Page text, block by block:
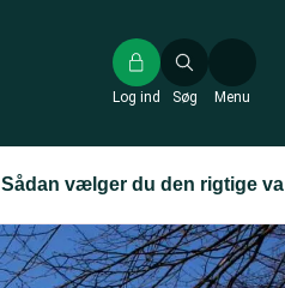
Søg
Log ind Menu
Sådan vælger du den rigtige